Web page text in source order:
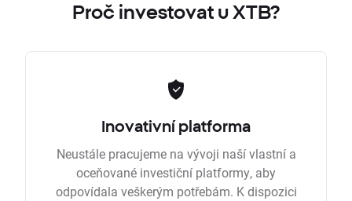
Proč investovat u XTB?
Inovativní platforma
Neustále pracujeme na vývoji naší vlastní a
oceňované investiční platformy, aby
odpovídala veškerým potřebám. K dispozici